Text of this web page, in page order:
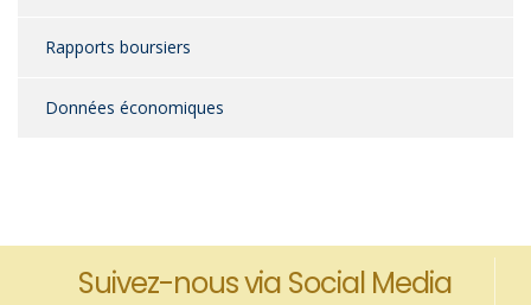
Rapports boursiers
Données économiques
Suivez-nous via Social Media